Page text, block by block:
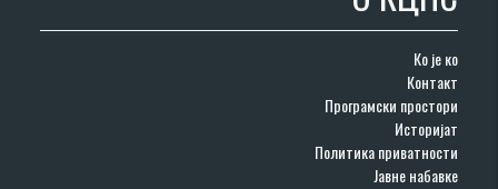
Ко је ко
Контакт
Програмски простори
Историјат
Политика приватности
Јавне набавке